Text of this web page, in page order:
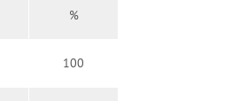
%
100